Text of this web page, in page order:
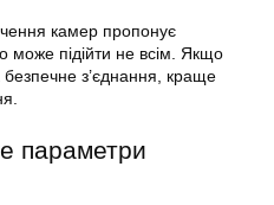
камер пропонує
може підійти не всім. Якщо
з’єднання, краще
параметри